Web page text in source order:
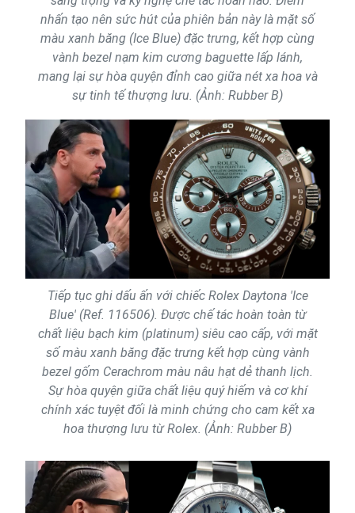
nhấn tạo nên sức hút của phiên bản này là mặt số
màu xanh băng (Ice Blue) đặc trưng, kết hợp cùng
vành bezel nạm kim cương baguette lấp lánh,
mang lại sự hòa quyện đỉnh cao giữa nét xa hoa và
sự tinh tế thượng lưu. (Ảnh: Rubber B)
Tiếp tục ghi dấu ấn với chiếc Rolex Daytona 'Ice
Blue' (Ref. 116506). Được chế tác hoàn toàn từ
chất liệu bạch kim (platinum) siêu cao cấp, với mặt
số màu xanh băng đặc trưng kết hợp cùng vành
bezel gốm Cerachrom màu nâu hạt dẻ thanh lịch.
Sự hòa quyện giữa chất liệu quý hiếm và cơ khí
chính xác tuyệt đối là minh chứng cho cam kết xa
hoa thượng lưu từ Rolex. (Ảnh: Rubber B)